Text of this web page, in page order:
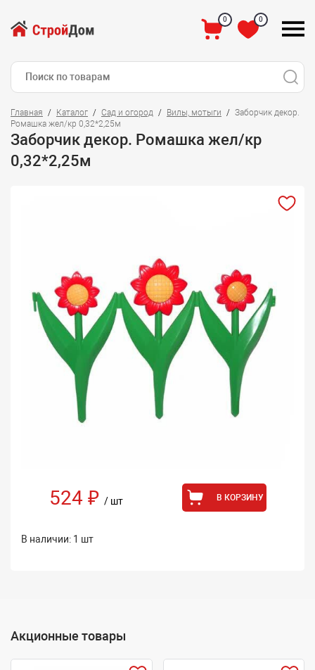
0 0
Главная Каталог Сад и огород Вилы, мотыги
Заборчик декор.
Ромашка жел/кр 0,32*2,25м
Заборчик декор. Ромашка жел/кр
0,32*2,25м
524 ₽ / шт В КОРЗИНУ
В наличии: 1 шт
Акционные товары